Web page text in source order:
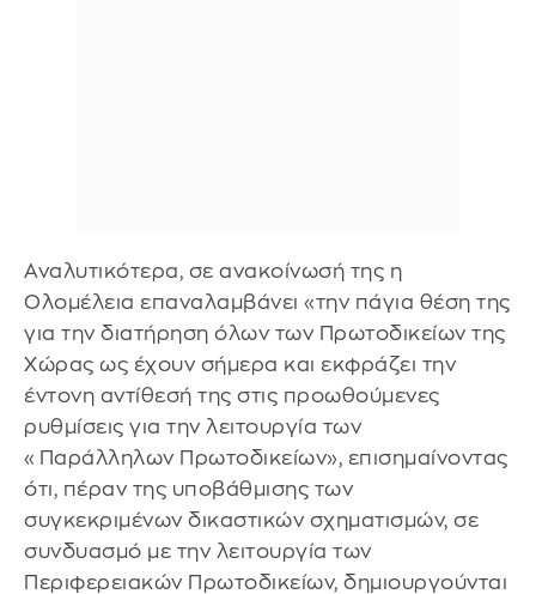
Αναλυτικότερα, σε ανακοίνωσή της η
Ολομέλεια επαναλαμβάνει «την πάγια θέση της
για την διατήρηση όλων των Πρωτοδικείων της
Χώρας ως έχουν σήμερα και εκφράζει την
έντονη αντίθεσή της στις προωθούμενες
ρυθμίσεις για την λειτουργία των
«Παράλληλων Πρωτοδικείων», επισημαίνοντας
ότι, πέραν της υποβάθμισης των
συγκεκριμένων δικαστικών σχηματισμών, σε
συνδυασμό με την λειτουργία των
Περιφερειακών Πρωτοδικείων, δημιουργούνται